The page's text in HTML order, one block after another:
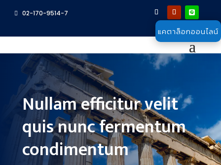
02-170-9514-7
แคตาล็อกออนไลน์
Nullam efficitur velit
quis nunc fermentum
condimentum